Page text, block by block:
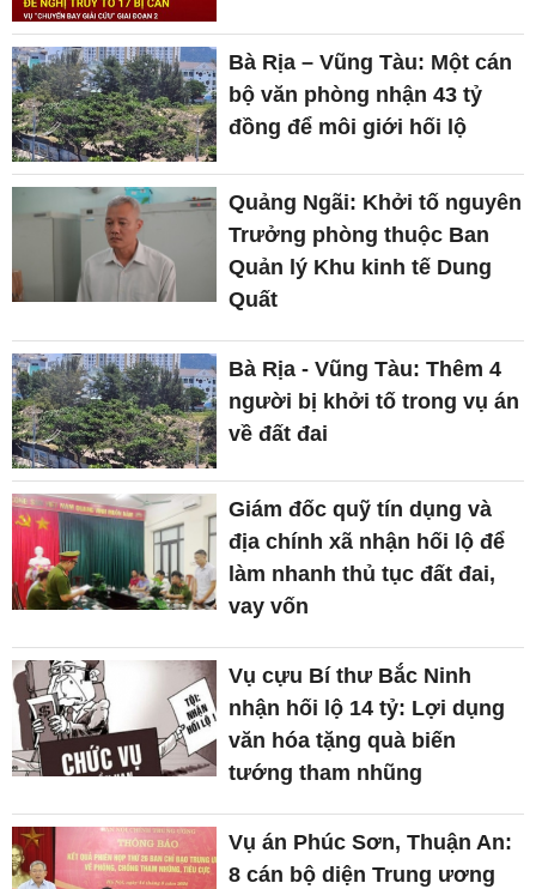
Bà Rịa – Vũng Tàu: Một cán
bộ văn phòng nhận 43 tỷ
đồng để môi giới hối lộ
Quảng Ngãi: Khởi tố nguyên
Trưởng phòng thuộc Ban
Quản lý Khu kinh tế Dung
Quất
Bà Rịa - Vũng Tàu: Thêm 4
người bị khởi tố trong vụ án
về đất đai
Giám đốc quỹ tín dụng và
địa chính xã nhận hối lộ để
làm nhanh thủ tục đất đai,
vay vốn
Vụ cựu Bí thư Bắc Ninh
nhận hối lộ 14 tỷ: Lợi dụng
văn hóa tặng quà biến
tướng tham nhũng
Vụ án Phúc Sơn, Thuận An:
8 cán bộ diện Trung ương